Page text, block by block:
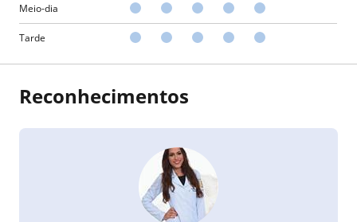
Meio-dia
Tarde
Reconhecimentos